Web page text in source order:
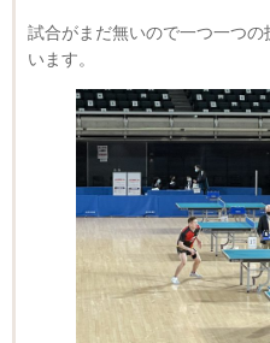
試合がまだ無いので一つ一つ
います。